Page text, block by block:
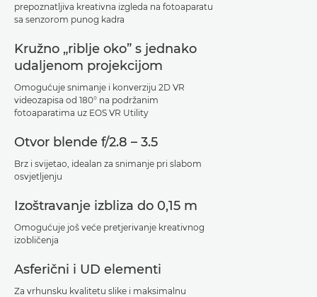
prepoznatljiva kreativna izgleda na fotoaparatu
sa senzorom punog kadra
Kružno „riblje oko” s jednako
udaljenom projekcijom
Omogućuje snimanje i konverziju 2D VR
videozapisa od 180° na podržanim
fotoaparatima uz EOS VR Utility
Otvor blende f/2.8 – 3.5
Brz i svijetao, idealan za snimanje pri slabom
osvjetljenju
Izoštravanje izbliza do 0,15 m
Omogućuje još veće pretjerivanje kreativnog
izobličenja
Asferični i UD elementi
Za vrhunsku kvalitetu slike i maksimalnu